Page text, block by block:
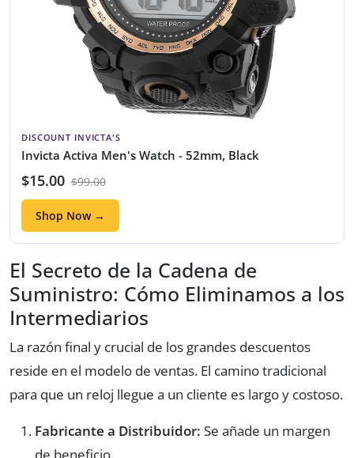
DISCOUNT INVICTA'S
Invicta Activa Men's Watch - 52mm, Black
$15.00 $99.00
Shop Now →
El Secreto de la Cadena de
Suministro: Cómo Eliminamos a los
Intermediarios
La razón final y crucial de los grandes descuentos
reside en el modelo de ventas. El camino tradicional
para que un reloj llegue a un cliente es largo y costoso.
Fabricante a Distribuidor: Se añade un margen
de beneficio.